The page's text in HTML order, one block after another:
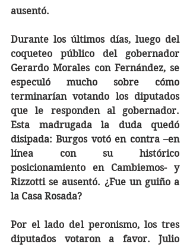
ausentó.
Durante los últimos días, luego del
coqueteo público del gobernador
Gerardo Morales con Fernández, se
especuló mucho sobre cómo
terminarían votando los diputados
que le responden al gobernador.
Esta madrugada la duda quedó
disipada: Burgos votó en contra –en
línea con su histórico
posicionamiento en Cambiemos- y
Rizzotti se ausentó. ¿Fue un guiño a
la Casa Rosada?
Por el lado del peronismo, los tres
diputados votaron a favor. Julio